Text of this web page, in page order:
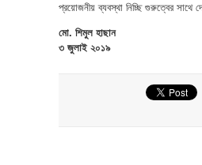
প্রয়োজনীয় ব্যবস্থা নিচ্ছি গুরুত্বের সাথে
মো. শিমুল হাছান
৩ জুলাই ২০১৯